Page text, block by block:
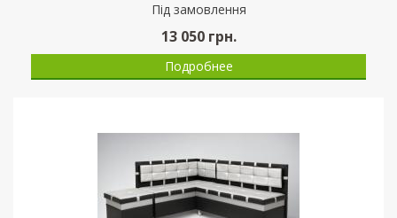
Пiд замовлення
13 050грн.
Подробнее